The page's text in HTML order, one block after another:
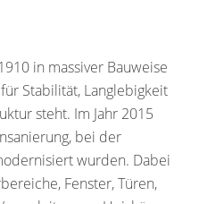
in massiver Bauweise
Stabilität, Langlebigkeit
steht. Im Jahr 2015
bei der
wurden. Dabei
Fenster, Türen,